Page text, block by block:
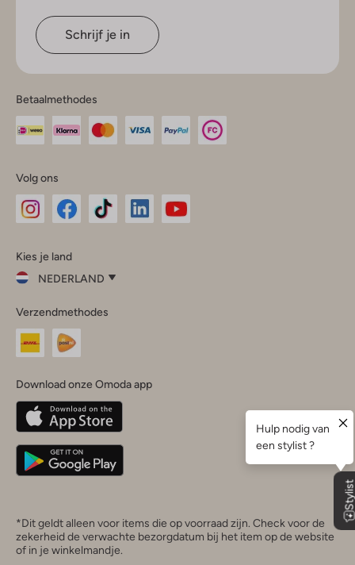
Schrijf je in
Betaalmethodes
Volg ons
InstagramFacebook
Kies je land
NEDERLAND
je
land
Nederland
Belgique(Français)
Deutschland
Verzendmethodes
Download onze Omoda app
*Dit geldt alleen voor items die op voorraad zijn. Check voor de
zekerheid de verwachte bezorgdatum bij het item op de website
of in je winkelmandje.